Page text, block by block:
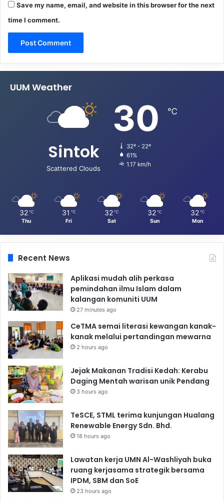
Save my name, email, and website in this browser for the next
time I comment.
UUM Weather
Sintok
Scattered Clouds
30 ℃
32º - 22º
61%
1.17 km/h
32 ℃
Thu
31 ℃
Fri
32 ℃
Sat
32 ℃
Sun
32 ℃
Mon
Recent News
Aplikasi mudah alih perkasa
pemindahan ilmu Islam dalam
kalangan komuniti UUM
27 minutes ago
CeTMA semai literasi kewangan kanak-
kanak melalui pertandingan mewarna
2 hours ago
Jejak Makanan Tradisi Kedah: Kerabu
Daging Mentah warisan unik Pendang
3 hours ago
TeSCE, STML terima kunjungan Hualang
Renewable Energy Sdn. Bhd.
18 hours ago
Lawatan kerja UMN Al-Washliyah buka
ruang kerjasama strategik bersama
IPDM, SBM dan SoE
23 hours ago